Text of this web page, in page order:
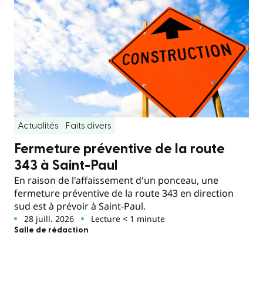
Actualités Faits divers
Fermeture préventive de la route
343 à Saint-Paul
En raison de l'affaissement d'un ponceau, une
fermeture préventive de la route 343 en direction
sud est à prévoir à Saint-Paul.
28 juill. 2026 Lecture < 1 minute
Salle de rédaction